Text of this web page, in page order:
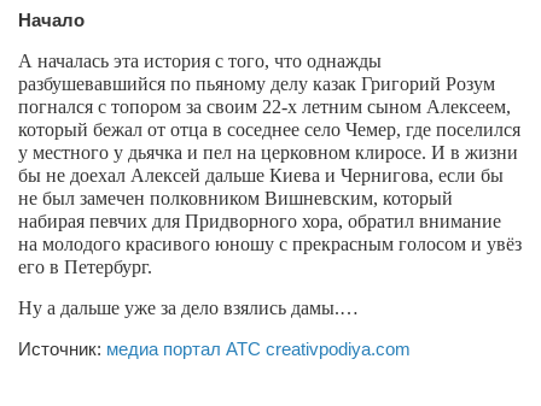
Начало
А началась эта история с того, что однажды
разбушевавшийся по пьяному делу казак Григорий Розум
погнался с топором за своим 22-х летним сыном Алексеем,
который бежал от отца в соседнее село Чемер, где поселился
у местного у дьячка и пел на церковном клиросе. И в жизни
бы не доехал Алексей дальше Киева и Чернигова, если бы
не был замечен полковником Вишневским, который
набирая певчих для Придворного хора, обратил внимание
на молодого красивого юношу с прекрасным голосом и увёз
его в Петербург.
Ну а дальше уже за дело взялись дамы.…
Источник: медиа портал АТС creativpodiya.com